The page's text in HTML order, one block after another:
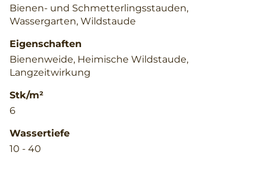
Bienen- und Schmetterlingsstauden,
Wassergarten, Wildstaude
Eigenschaften
Bienenweide, Heimische Wildstaude,
Langzeitwirkung
Stk/m²
6
Wassertiefe
10 - 40